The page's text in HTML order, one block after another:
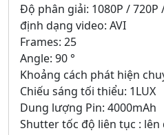
Độ phân giải: 1080P / 720P
định dạng video: AVI
Frames: 25
Angle: 90 °
Khoảng cách phát hiện
Chiếu sáng tối thiểu: 1LUX
Dung lượng Pin: 4000mAh
Shutter tốc độ liên tục : lên